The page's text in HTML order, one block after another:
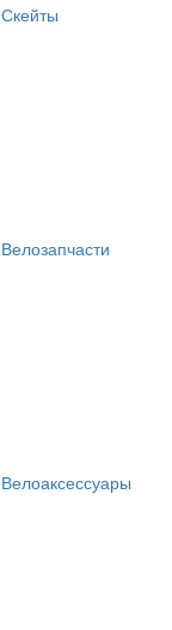
Скейты
Велозапчасти
Велоаксессуары